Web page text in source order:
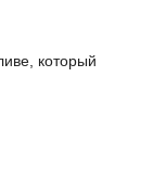
который